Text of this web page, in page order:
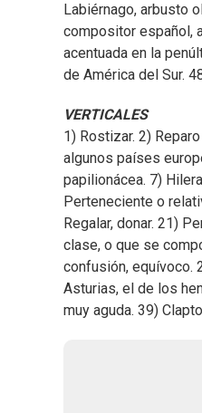
Labiérnago, arbusto
compositor español,
acentuada en la
de América del Sur.
VERTICALES
1) Rostizar. 2)
algunos países
papilionácea. 7)
Perteneciente o
Regalar, donar. 21)
clase, o que se
confusión, equívoco.
Asturias, el de los
muy aguda. 39)